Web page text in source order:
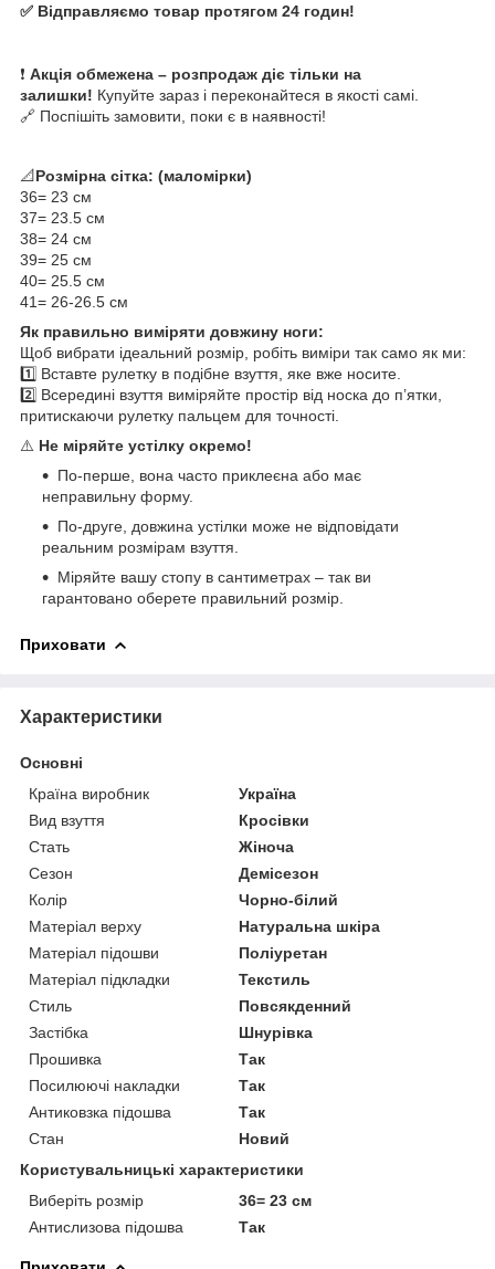
✅ Відправляємо товар протягом 24 годин!
❗ Акція обмежена – розпродаж діє тільки на
залишки! Купуйте зараз і переконайтеся в якості самі.
🔗 Поспішіть замовити, поки є в наявності!
📐Розмірна сітка: (маломірки)
36= 23 см
37= 23.5 см
38= 24 см
39= 25 см
40= 25.5 см
41= 26-26.5 см
Як правильно виміряти довжину ноги:
Щоб вибрати ідеальний розмір, робіть виміри так само як ми:
1️⃣ Вставте рулетку в подібне взуття, яке вже носите.
2️⃣ Всередині взуття виміряйте простір від носка до п’ятки,
притискаючи рулетку пальцем для точності.
⚠️ Не міряйте устілку окремо!
По-перше, вона часто приклеєна або має
неправильну форму.
По-друге, довжина устілки може не відповідати
реальним розмірам взуття.
Міряйте вашу стопу в сантиметрах – так ви
гарантовано оберете правильний розмір.
Приховати
Характеристики
Основні
Країна виробник
Україна
Вид взуття
Кросівки
Стать
Жіноча
Сезон
Демісезон
Колір
Чорно-білий
Матеріал верху
Натуральна шкіра
Матеріал підошви
Поліуретан
Матеріал підкладки
Текстиль
Стиль
Повсякденний
Застібка
Шнурівка
Прошивка
Так
Посилюючі накладки
Так
Антиковзка підошва
Так
Стан
Новий
Користувальницькі характеристики
Виберіть розмір
36= 23 см
Антислизова підошва
Так